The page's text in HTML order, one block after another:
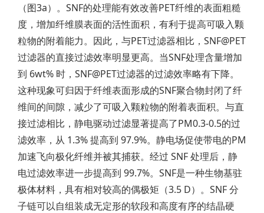
（图3a）。SNF的处理能有效改善PET纤维的表面粗糙
度，增加纤维膜表面的活性面积，有利于提高可吸入颗
粒物的附着能力。因此，与PET过滤器相比，SNF@PET
过滤器的直接过滤效率明显更高。当SNF处理含量增加
到 6wt% 时，SNF@PET过滤器的过滤效率略有下降。
这种现象可归因于纤维表面形成的SNF聚合物封闭了纤
维间的间隙，减少了可吸入颗粒物的附着表面积。与直
接过滤相比，静电驱动过滤显著提高了PM0.3-0.5的过
滤效率，从 1.3% 提高到 97.9%。静电场促使带电的PM
加速飞向极化纤维并被其捕获。经过 SNF 处理后，静
电过滤效率进一步提高到 99.7%。SNF是一种生物基驻
极体材料，具有相对较高的偶极矩（3.5 D）。SNF 分
子链可以自组装成无定形的软段和高度有序的结晶硬